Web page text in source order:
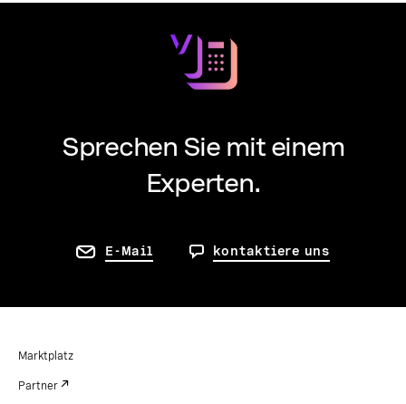
Sprechen Sie mit einem
Experten.
E-Mail kontaktiere uns
Marktplatz
Partner